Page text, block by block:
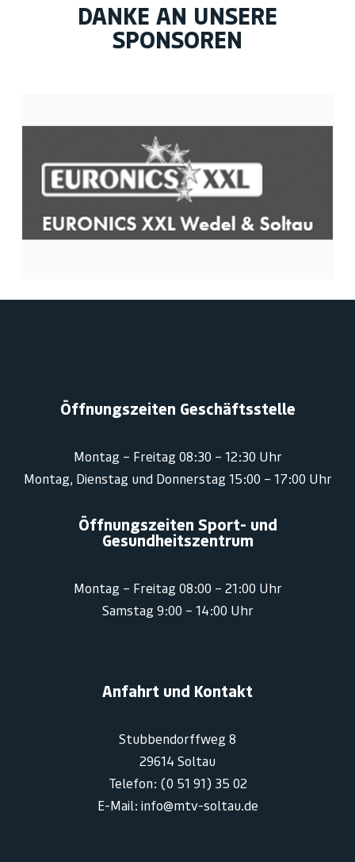
DANKE AN UNSERE
SPONSOREN
Öffnungszeiten Geschäftsstelle
Montag – Freitag 08:30 – 12:30 Uhr
Montag, Dienstag und Donnerstag 15:00 – 17:00 Uhr
Öffnungszeiten Sport- und
Gesundheitszentrum
Montag – Freitag 08:00 – 21:00 Uhr
Samstag 9:00 – 14:00 Uhr
Anfahrt und Kontakt
Stubbendorffweg 8
29614 Soltau
Telefon: (0 51 91) 35 02
E-Mail: info@mtv-soltau.de